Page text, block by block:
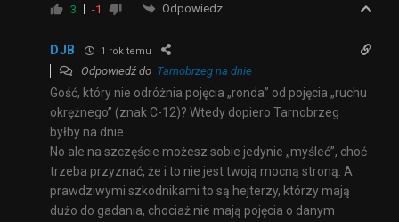
3 -1 Odpowiedz
DJB 1 rok temu
Odpowiedź do Tarnobrzeg na dnie
Gość, który nie odróżnia pojęcia „ronda” od pojęcia „ruchu
okrężnego” (znak C-12)? Wtedy dopiero Tarnobrzeg
byłby na dnie.
No ale na szczęście możesz sobie jedynie „myśleć”, choć
trzeba przyznać, że i to nie jest twoją mocną stroną. A
prawdziwymi szkodnikami to są hejterzy, którzy mają
dużo do gadania, chociaż nie mają pojęcia o danym